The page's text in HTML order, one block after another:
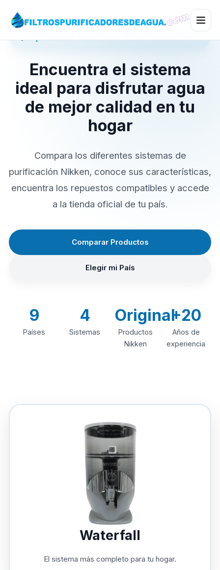
Encuentra el sistema
ideal para disfrutar agua
de mejor calidad en tu
hogar
Compara los diferentes sistemas de
purificación Nikken, conoce sus características,
encuentra los repuestos compatibles y accede
a la tienda oficial de tu país.
Comparar Productos
Elegir mi País
9
Países
4
Sistemas
Original
Productos
Nikken
+20
Años de
experiencia
Waterfall
El sistema más completo para tu hogar.